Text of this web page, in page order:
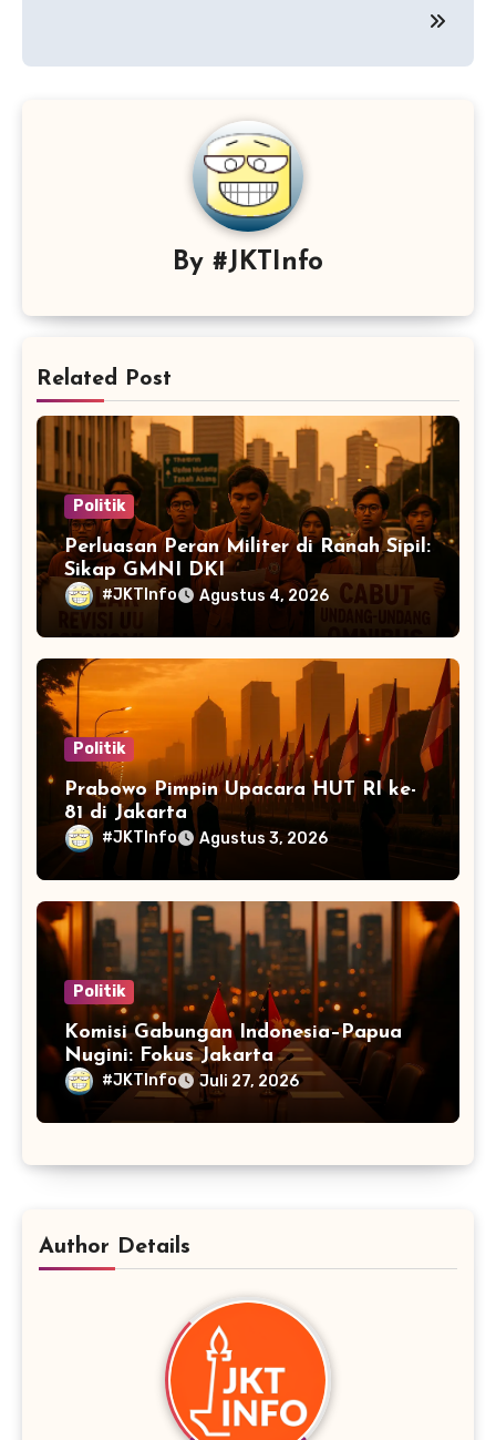
By #JKTInfo
Related Post
Politik
Perluasan Peran Militer di Ranah Sipil:
Sikap GMNI DKI
#JKTInfo Agustus 4, 2026
Politik
Prabowo Pimpin Upacara HUT RI ke-
81 di Jakarta
#JKTInfo Agustus 3, 2026
Politik
Komisi Gabungan Indonesia–Papua
Nugini: Fokus Jakarta
#JKTInfo Juli 27, 2026
Author Details